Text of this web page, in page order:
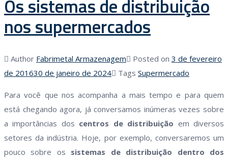
Os sistemas de distribuição
nos supermercados
Author Fabrimetal Armazenagem Posted on 3 de fevereiro
de 201630 de janeiro de 2024 Tags Supermercado
Para você que nos acompanha a mais tempo e para quem
está chegando agora, já conversamos inúmeras vezes sobre
a importâncias dos centros de distribuição em diversos
setores da indústria. Hoje, por exemplo, conversaremos um
pouco sobre os sistemas de distribuição dentro dos